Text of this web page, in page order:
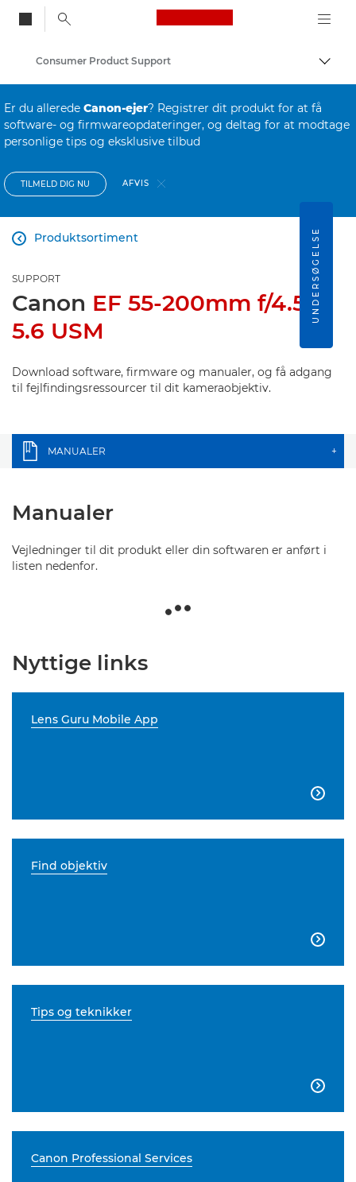
Canon Logo, back
Skift
Consumer Product Support
Er du allerede Canon-ejer? Registrer dit produkt for at få
software- og firmwareopdateringer, og deltag for at modtage
personlige tips og eksklusive tilbud
TILMELD DIG NU AFVIS
Produktsortiment

SUPPORT
Canon EF 55-200mm f/4.5-
5.6 USM
Download software, firmware og manualer, og få adgang
til fejlfindingsressourcer til dit kameraobjektiv.
MANUALER +
Manualer
Vejledninger til dit produkt eller din softwaren er anført i
listen nedenfor.
Nyttige links
Lens Guru Mobile App

Find objektiv

Tips og teknikker

Canon Professional Services
UNDERSØGELSE